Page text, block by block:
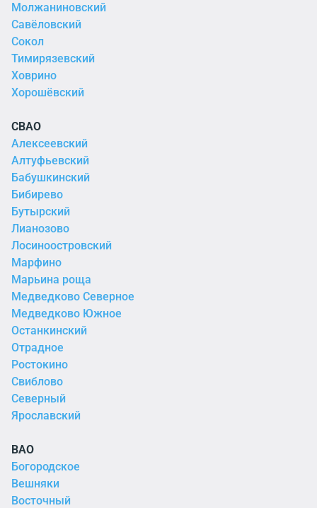
Молжаниновский
Савёловский
Сокол
Тимирязевский
Ховрино
Хорошёвский
СВАО
Алексеевский
Алтуфьевский
Бабушкинский
Бибирево
Бутырский
Лианозово
Лосиноостровский
Марфино
Марьина роща
Медведково Северное
Медведково Южное
Останкинский
Отрадное
Ростокино
Свиблово
Северный
Ярославский
ВАО
Богородское
Вешняки
Восточный